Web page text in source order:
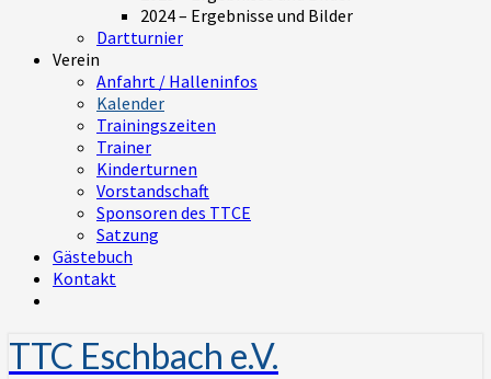
2024 – Ergebnisse und Bilder
Dartturnier
Verein
Anfahrt / Halleninfos
Kalender
Trainingszeiten
Trainer
Kinderturnen
Vorstandschaft
Sponsoren des TTCE
Satzung
Gästebuch
Kontakt
TTC Eschbach e.V.